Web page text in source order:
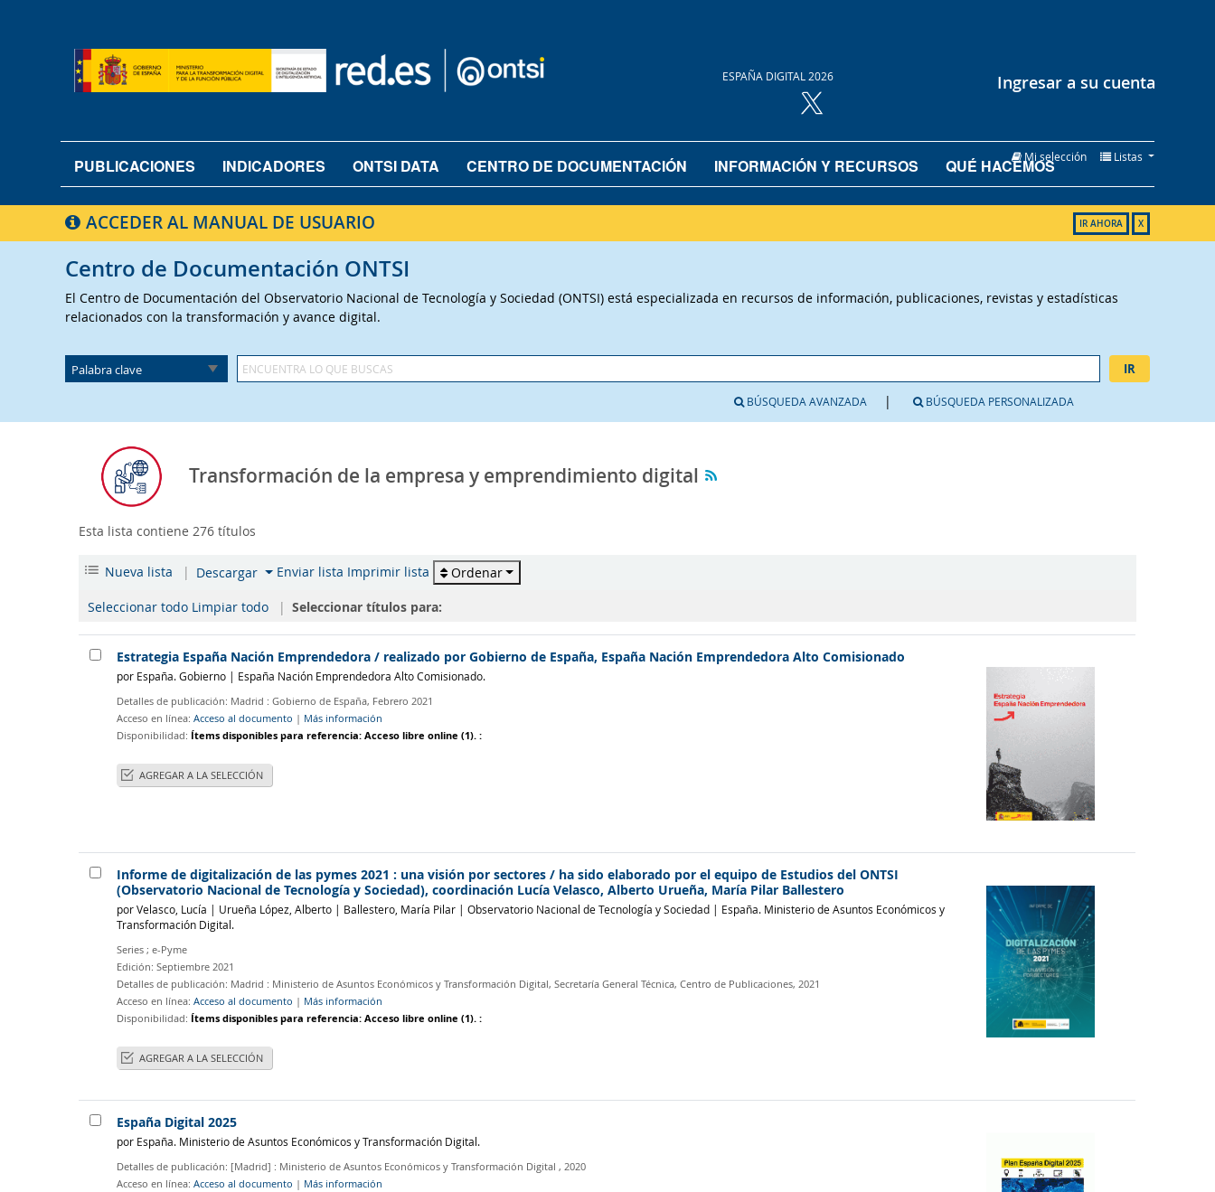
ESPAÑA DIGITAL 2026
Mi selección Listas
Ingresar a su cuenta
PUBLICACIONES INDICADORES ONTSI DATA CENTRO DE DOCUMENTACIÓN INFORMACIÓN Y RECURSOS QUÉ HACEMOS
ACCEDER AL MANUAL DE USUARIO X
IR AHORA
Centro de Documentación ONTSI
El Centro de Documentación del Observatorio Nacional de Tecnología y Sociedad (ONTSI) está especializada en recursos de información, publicaciones, revistas y estadísticas
relacionados con la transformación y avance digital.
Palabra clave IR
BÚSQUEDA AVANZADA BÚSQUEDA PERSONALIZADA
Transformación de la empresa y emprendimiento digital
Esta lista contiene 276 títulos
Nueva lista | Descargar Enviar lista Imprimir lista
Ordenar
Seleccionar todo Limpiar todo | Seleccionar títulos para:
Estrategia España Nación Emprendedora/ realizado por Gobierno de España, España Nación Emprendedora Alto Comisionado
por España. Gobierno | España Nación Emprendedora Alto Comisionado.
Detalles de publicación: Madrid : Gobierno de España, Febrero 2021
Acceso en línea:Acceso al documento | Más información
Disponibilidad: Ítems disponibles para referencia:Acceso libre online (1).:
AGREGAR A LA SELECCIÓN
Informe de digitalización de las pymes 2021 : una visión por sectores/ ha sido elaborado por el equipo de Estudios del ONTSI
(Observatorio Nacional de Tecnología y Sociedad), coordinación Lucía Velasco, Alberto Urueña, María Pilar Ballestero
porVelasco, Lucía | Urueña López, Alberto | Ballestero, María Pilar |Observatorio Nacional de Tecnología y Sociedad | España. Ministerio de Asuntos Económicos y
Transformación Digital.
Series ; e-Pyme
Edición:Septiembre 2021
Detalles de publicación: Madrid : Ministerio de Asuntos Económicos y Transformación Digital, Secretaría General Técnica, Centro de Publicaciones, 2021
Acceso en línea:Acceso al documento | Más información
Disponibilidad: Ítems disponibles para referencia:Acceso libre online (1).:
AGREGAR A LA SELECCIÓN
España Digital 2025
por España. Ministerio de Asuntos Económicos y Transformación Digital.
Detalles de publicación: [Madrid] : Ministerio de Asuntos Económicos y Transformación Digital , 2020
Acceso en línea:Acceso al documento | Más información